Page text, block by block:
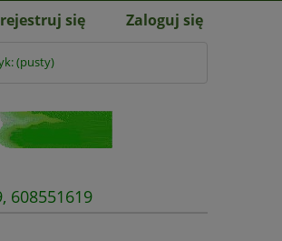
się Zaloguj się
(pusty)
608551619